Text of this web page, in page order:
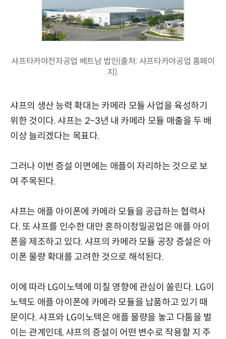
샤프타카야전자공업 베트남 법인(출처: 샤프타카야공업 홈페이
지).
샤프의 생산 능력 확대는 카메라 모듈 사업을 육성하기
위한 것이다. 샤프는 2~3년 내 카메라 모듈 매출을 두 배
이상 늘리겠다는 목표다.
그러나 이번 증설 이면에는 애플이 자리하는 것으로 보
여 주목된다.
샤프는 애플 아이폰에 카메라 모듈을 공급하는 협력사
다. 또 샤프를 인수한 대만 혼하이정밀공업은 애플 아이
폰을 제조하고 있다. 샤프의 카메라 모듈 공장 증설은 아
이폰 물량 확대를 고려한 것으로 해석된다.
이에 따라 LG이노텍에 미칠 영향에 관심이 쏠린다. LG이
노텍도 애플 아이폰에 카메라 모듈을 납품하고 있기 때
문이다. 샤프와 LG이노텍은 애플 물량을 놓고 다툼을 벌
이는 관계인데, 샤프의 증설이 어떤 변수로 작용할 지 주